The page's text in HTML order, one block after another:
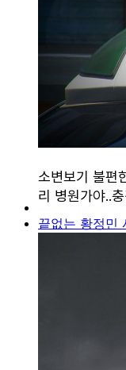
끝없는 황정민